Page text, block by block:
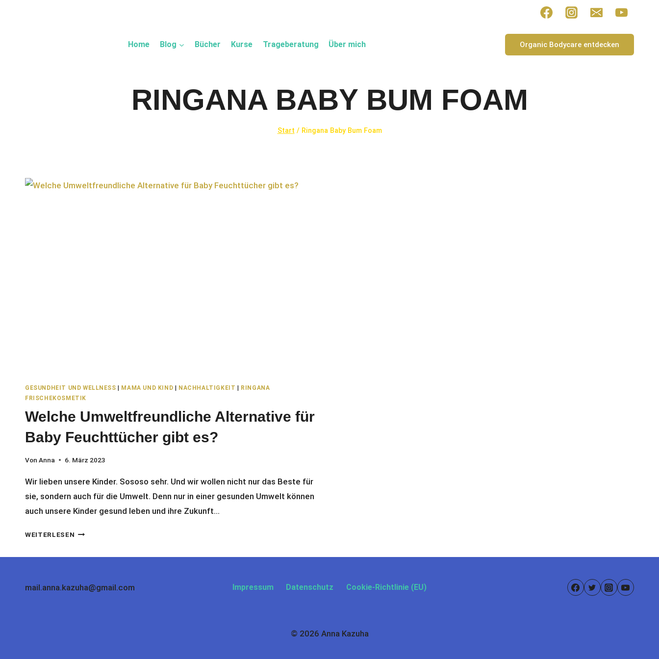
Home Blog Bücher Kurse Trageberatung Über mich Organic Bodycare entdecken
RINGANA BABY BUM FOAM
Start / Ringana Baby Bum Foam
GESUNDHEIT UND WELLNESS | MAMA UND KIND | NACHHALTIGKEIT | RINGANA
FRISCHEKOSMETIK
Welche Umweltfreundliche Alternative für
Baby Feuchttücher gibt es?
Von Anna 6. März 2023
Wir lieben unsere Kinder. Sososo sehr. Und wir wollen nicht nur das Beste für
sie, sondern auch für die Umwelt. Denn nur in einer gesunden Umwelt können
auch unsere Kinder gesund leben und ihre Zukunft…
WEITERLESEN WELCHE
ALTERNATIVE
FEUCHTTÜCHER
mail.anna.kazuha@gmail.com Impressum Datenschutz Cookie-Richtlinie (EU)
© 2026 Anna Kazuha